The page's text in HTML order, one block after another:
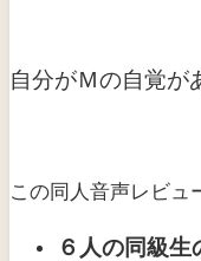
自分がＭの自覚が
この同人音声レビュ
６人の同級生